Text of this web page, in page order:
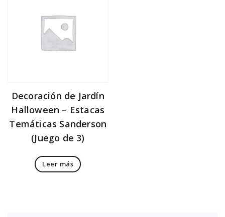
Decoración de Jardín
Halloween – Estacas
Temáticas Sanderson
(Juego de 3)
Leer más